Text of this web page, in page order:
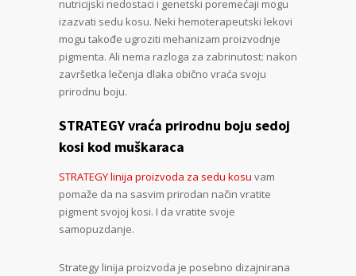
nutricijski nedostaci i genetski poremećaji mogu
izazvati sedu kosu. Neki hemoterapeutski lekovi
mogu takođe ugroziti mehanizam proizvodnje
pigmenta. Ali nema razloga za zabrinutost: nakon
završetka lečenja dlaka obično vraća svoju
prirodnu boju.
STRATEGY vraća prirodnu boju sedoj
kosi kod muškaraca
STRATEGY linija proizvoda za sedu kosu vam
pomaže da na sasvim prirodan način vratite
pigment svojoj kosi. I da vratite svoje
samopuzdanje.
Strategy linija proizvoda je posebno dizajnirana